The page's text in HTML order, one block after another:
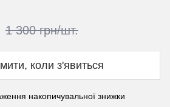
1 300 грн/шт.
коли з'явиться
накопичувальної знижки